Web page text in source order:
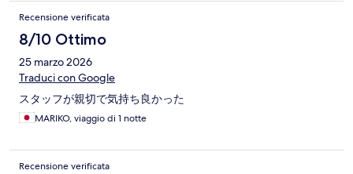
Recensione verificata
8/10 Ottimo
25 marzo 2026
Traduci con Google
スタッフが親切で気持ち良かった
MARIKO, viaggio di 1 notte
Recensione verificata